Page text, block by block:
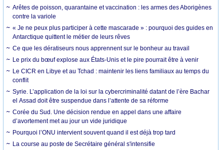
Arêtes de poisson, quarantaine et vaccination : les armes des Aborigènes
contre la variole
« Je ne peux plus participer à cette mascarade » : pourquoi des guides en
Antarctique quittent le métier de leurs rêves
Ce que les dératiseurs nous apprennent sur le bonheur au travail
Le prix du bœuf explose aux États-Unis et le pire pourrait être à venir
Le CICR en Libye et au Tchad : maintenir les liens familiaux au temps du
conflit
Syrie. L’application de la loi sur la cybercriminalité datant de l’ère Bachar
el Assad doit être suspendue dans l’attente de sa réforme
Corée du Sud. Une décision rendue en appel dans une affaire
d’avortement met au jour un vide juridique
Pourquoi l’ONU intervient souvent quand il est déjà trop tard
La course au poste de Secrétaire général s'intensifie